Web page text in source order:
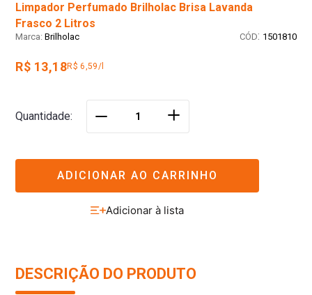
Limpador Perfumado Brilholac Brisa Lavanda
Frasco 2 Litros
Brilholac : 1501810
R$ 13,18R$ 6,59/l
Quantidade ＋
ADICIONAR AO CARRINHO
DESCRIÇÃO DO PRODUTO